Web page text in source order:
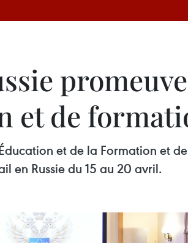
et de
et de la Formation et
en Russie du 15 au 20 avril.